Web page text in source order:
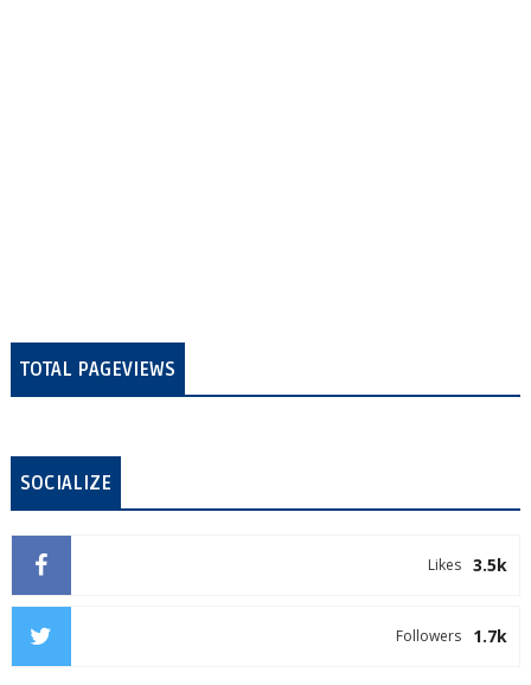
TOTAL PAGEVIEWS
SOCIALIZE
3.5k
Likes
1.7k
Followers